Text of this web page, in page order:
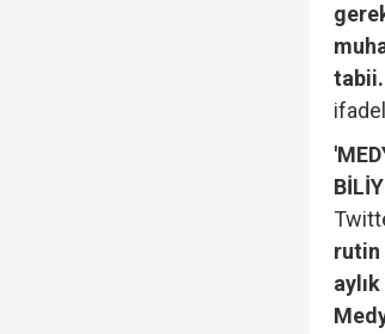
tabii.
rutin